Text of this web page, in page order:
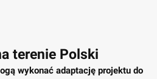
terenie Polski
wykonać adaptację projektu do